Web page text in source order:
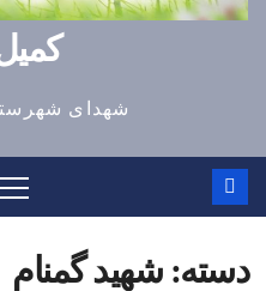
شهدای
دسته:شهید گمنام